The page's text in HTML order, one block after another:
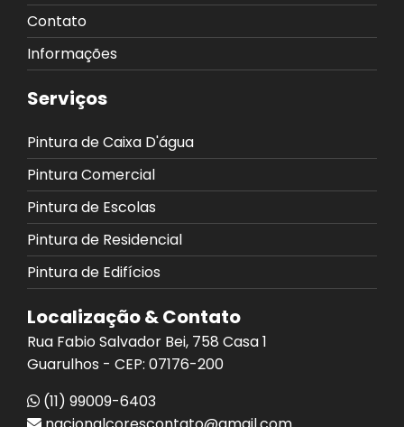
Contato
Informações
Serviços
Pintura de Caixa D'água
Pintura Comercial
Pintura de Escolas
Pintura de Residencial
Pintura de Edifícios
Localização & Contato
Rua Fabio Salvador Bei, 758 Casa 1
Guarulhos - CEP: 07176-200
(11) 99009-6403